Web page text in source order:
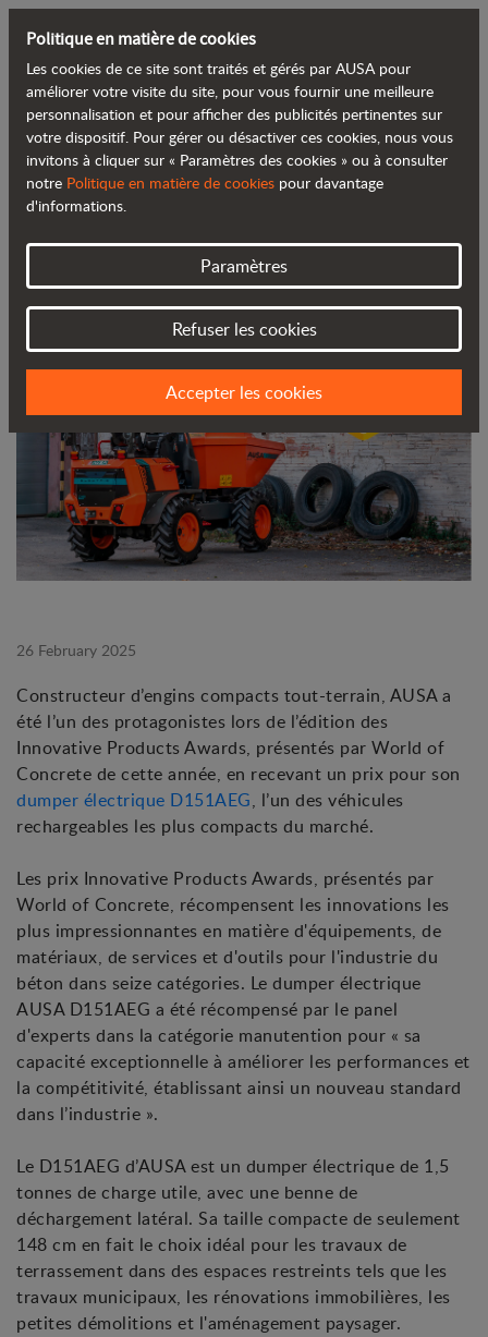
Retour au blog
Le dumper électrique AUSA D151AEG,
lauréat du prix Innovative Products
26 February 2025
Constructeur d’engins compacts tout-terrain, AUSA a
été l’un des protagonistes lors de l’édition des
Innovative Products Awards, présentés par World of
Concrete de cette année, en recevant un prix pour son
dumper électrique D151AEG, l’un des véhicules
rechargeables les plus compacts du marché.
Les prix Innovative Products Awards, présentés par
World of Concrete, récompensent les innovations les
plus impressionnantes en matière d'équipements, de
matériaux, de services et d'outils pour l'industrie du
béton dans seize catégories. Le dumper électrique
AUSA D151AEG a été récompensé par le panel
d'experts dans la catégorie manutention pour « sa
capacité exceptionnelle à améliorer les performances et
la compétitivité, établissant ainsi un nouveau standard
dans l’industrie ».
Le D151AEG d’AUSA est un dumper électrique de 1,5
tonnes de charge utile, avec une benne de
déchargement latéral. Sa taille compacte de seulement
148 cm en fait le choix idéal pour les travaux de
terrassement dans des espaces restreints tels que les
travaux municipaux, les rénovations immobilières, les
petites démolitions et l'aménagement paysager.
Politique en matière de cookies
Les cookies de ce site sont traités et gérés par AUSA pour
améliorer votre visite du site, pour vous fournir une meilleure
personnalisation et pour afficher des publicités pertinentes sur
votre dispositif. Pour gérer ou désactiver ces cookies, nous vous
invitons à cliquer sur « Paramètres des cookies » ou à consulter
notre Politique en matière de cookies pour davantage
d'informations.
Paramètres
Refuser les cookies
Accepter les cookies